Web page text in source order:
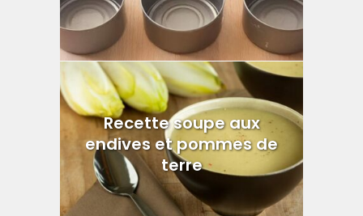
Recette soupe aux
endives et pommes de
terre